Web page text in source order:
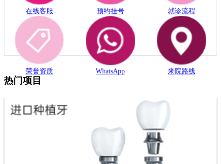
在线客服 预约挂号 就诊流程
荣誉资质 WhatsApp 来院路线
热门项目